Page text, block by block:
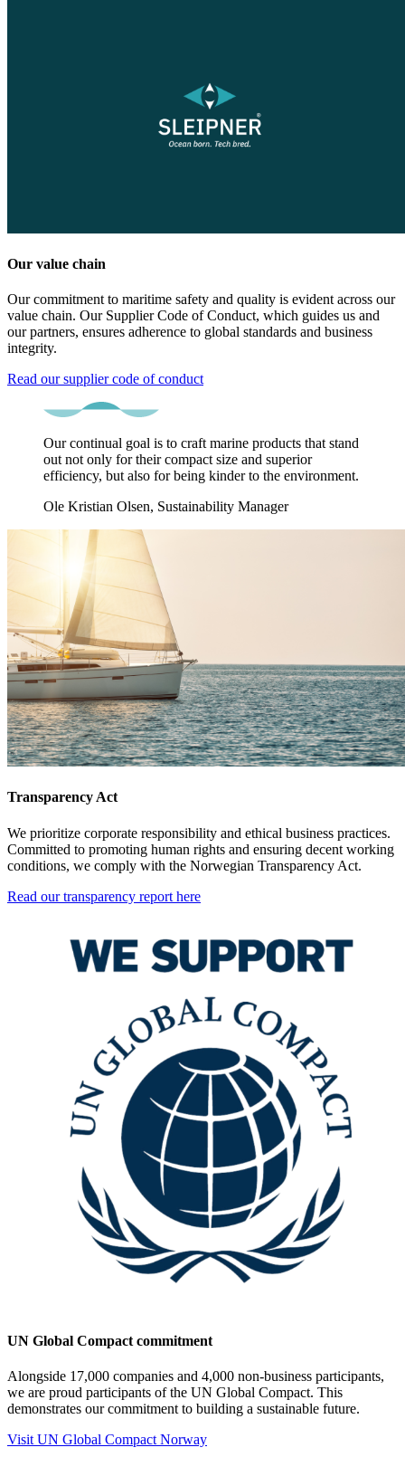
Our value chain
Our commitment to maritime safety and quality is evident across our
value chain. Our Supplier Code of Conduct, which guides us and
our partners, ensures adherence to global standards and business
integrity.
Read our supplier code of conduct
Our continual goal is to craft marine products that stand
out not only for their compact size and superior
efficiency, but also for being kinder to the environment.
Ole Kristian Olsen, Sustainability Manager
Transparency Act
We prioritize corporate responsibility and ethical business practices.
Committed to promoting human rights and ensuring decent working
conditions, we comply with the Norwegian Transparency Act.
Read our transparency report here
UN Global Compact commitment
Alongside 17,000 companies and 4,000 non-business participants,
we are proud participants of the UN Global Compact. This
demonstrates our commitment to building a sustainable future.
Visit UN Global Compact Norway